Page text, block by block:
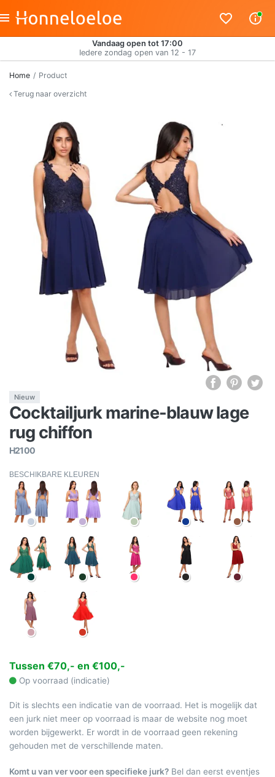
Vandaag open tot 17:00
Iedere zondag open van 12 - 17
Home
Product
Terug naar overzicht
Nieuw
Cocktailjurk marine-blauw lage
rug chiffon
H2100
BESCHIKBARE KLEUREN
Tussen €70,- en €100,-
Op voorraad (indicatie)
Dit is slechts een indicatie van de voorraad. Het is mogelijk dat
een jurk niet meer op voorraad is maar de website nog moet
worden bijgewerkt. Er wordt in de voorraad geen rekening
gehouden met de verschillende maten.
Komt u van ver voor een specifieke jurk? Bel dan eerst eventjes